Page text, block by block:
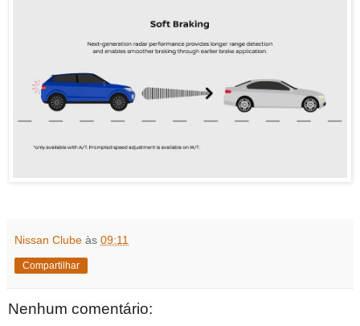
Nissan Clube às 09:11
Compartilhar
Nenhum comentário: